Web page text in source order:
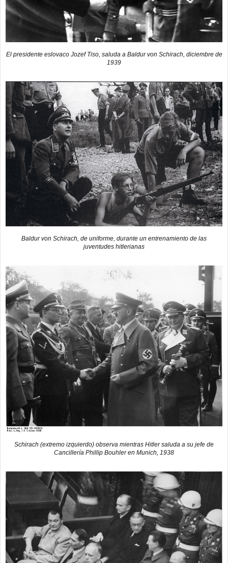
El presidente eslovaco Jozef Tiso, saluda a Baldur von Schirach, diciembre de
1939
Baldur von Schirach, de uniforme, durante un entrenamiento de las
juventudes hitlerianas
Schirach (extremo izquierdo) observa mientras Hitler saluda a su jefe de
Cancillería Phillip Bouhler en Munich, 1938